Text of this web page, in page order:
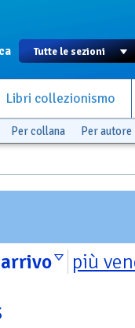
Libri collezionismo
Per collana Per autore
più